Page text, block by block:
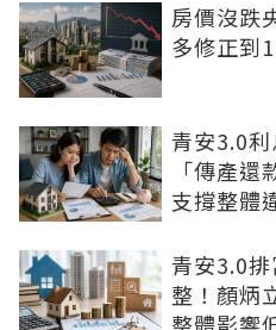
房價沒跌
多修正到
青安3.0
「傳產
支撐整體
青安3.0
整！顏炳